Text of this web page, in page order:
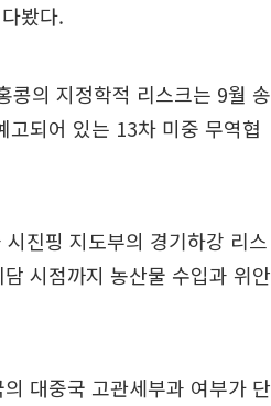
봤다.
콩의 지정학적 리스크는 9월 송
되어 있는 13차 미중 무역협
진핑 지도부의 경기하강 리스
시점까지 농산물 수입과 위안
대중국 고관세부과 여부가 단